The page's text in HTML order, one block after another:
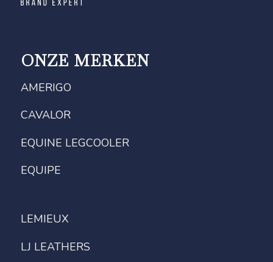
ONZE MERKEN
AMERIGO
CAVALOR
EQUINE LEGCOOLER
EQUIPE
LEMIEUX
LJ LEATHERS